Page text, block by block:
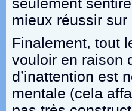
seulement
mieux réussir
Finalement, tout
vouloir en raison
d’inattention est
mentale (cela